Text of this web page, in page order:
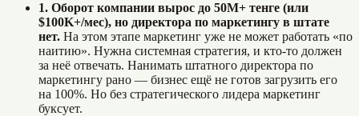
1. Оборот компании вырос до 50M+ тенге (или
$100K+/мес), но директора по маркетингу в штате
нет. На этом этапе маркетинг уже не может работать «по
наитию». Нужна системная стратегия, и кто-то должен
за неё отвечать. Нанимать штатного директора по
маркетингу рано — бизнес ещё не готов загрузить его
на 100%. Но без стратегического лидера маркетинг
буксует.